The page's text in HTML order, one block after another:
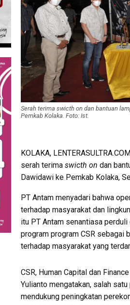
Serah terima swicth on dan bantuan
Pemkab Kolaka. Foto: Ist.
KOLAKA,
serah terima swicth on dan
Dawidawi ke Pemkab Kolaka,
PT Antam menyadari bahwa
terhadap masyarakat dan
itu PT Antam senantiasa
program program CSR sebagai
terhadap masyarakat yang
CSR, Human Capital dan
Yulianto mengatakan, salah
mendukung peningkatan